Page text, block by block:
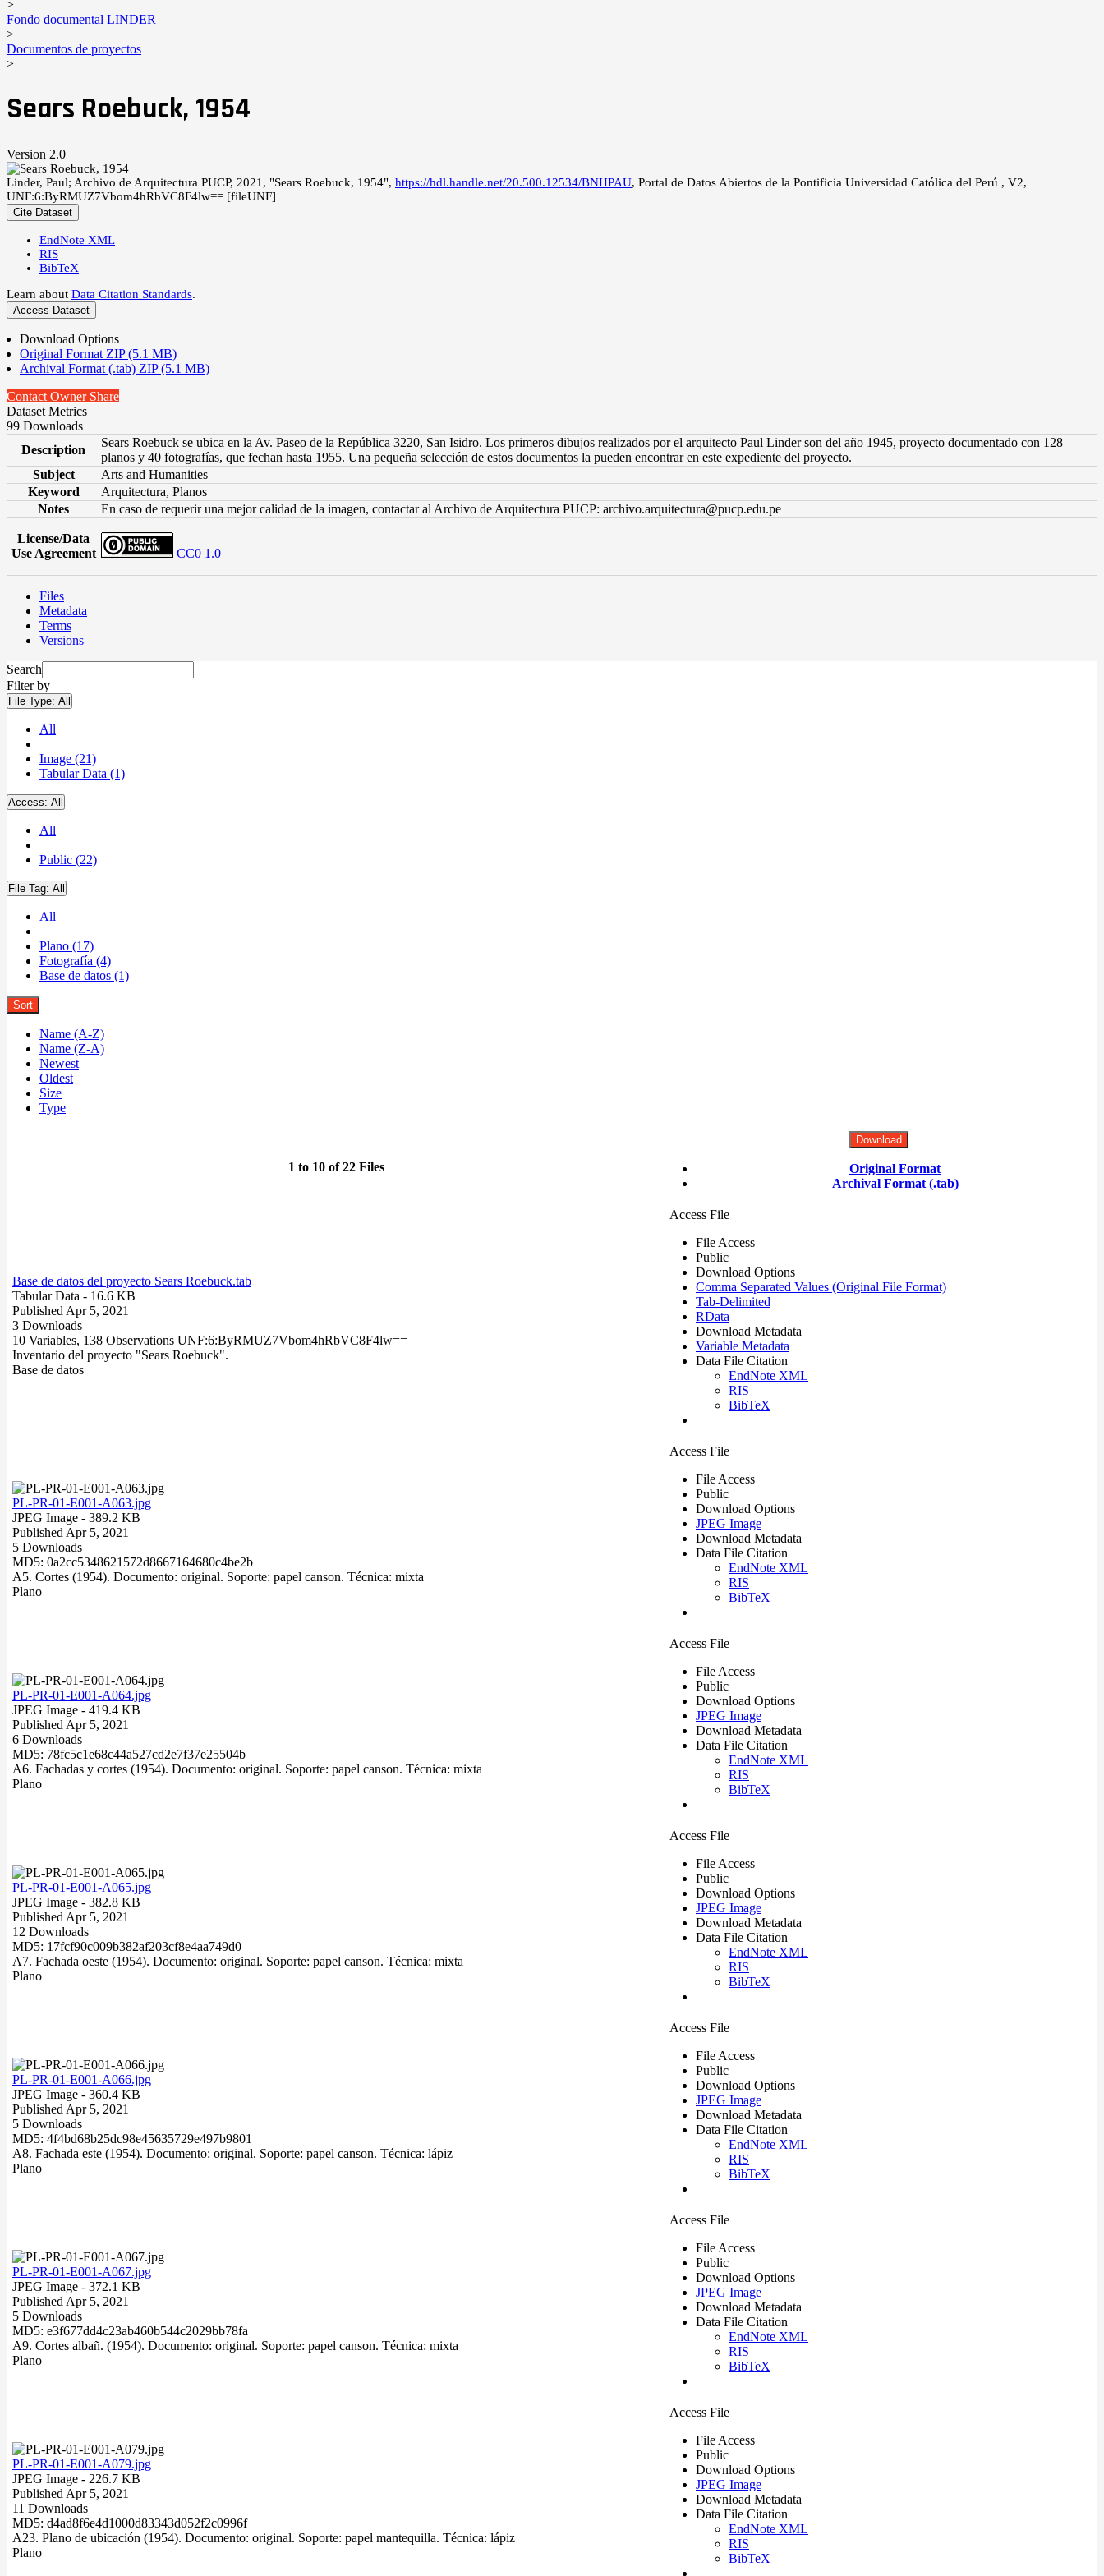
>
Fondo documental LINDER
>
Documentos de proyectos
>
Sears Roebuck, 1954
Version 2.0
Linder, Paul; Archivo de Arquitectura PUCP, 2021, "Sears Roebuck, 1954", https://hdl.handle.net/20.500.12534/BNHPAU, Portal de Datos Abiertos de la Pontificia Universidad Católica del Perú , V2,
UNF:6:ByRMUZ7Vbom4hRbVC8F4lw== [fileUNF]
Cite Dataset
EndNote XML
RIS
BibTeX
Learn about Data Citation Standards.
Access Dataset
Download Options
Original Format ZIP (5.1 MB)
Archival Format (.tab) ZIP (5.1 MB)
Contact Owner Share
Dataset Metrics
99 Downloads
Description
Sears Roebuck se ubica en la Av. Paseo de la República 3220, San Isidro. Los primeros dibujos realizados por el arquitecto Paul Linder son del año 1945, proyecto documentado con 128
planos y 40 fotografías, que fechan hasta 1955. Una pequeña selección de estos documentos la pueden encontrar en este expediente del proyecto.
Subject
Arts and Humanities
Keyword
Arquitectura, Planos
Notes
En caso de requerir una mejor calidad de la imagen, contactar al Archivo de Arquitectura PUCP: archivo.arquitectura@pucp.edu.pe
License/Data
Use Agreement
CC0 1.0
Files
Metadata
Terms
Versions
Search
Filter by
File Type: All
All
Image (21)
Tabular Data (1)
Access: All
All
Public (22)
File Tag: All
All
Plano (17)
Fotografía (4)
Base de datos (1)
Sort
Name (A-Z)
Name (Z-A)
Newest
Oldest
Size
Type
1 to 10 of 22 Files
Download
Original Format
Archival Format (.tab)
Base de datos del proyecto Sears Roebuck.tab
Tabular Data - 16.6 KB
Published Apr 5, 2021
3 Downloads
10 Variables, 138 Observations UNF:6:ByRMUZ7Vbom4hRbVC8F4lw==
Inventario del proyecto "Sears Roebuck".
Base de datos
Access File
File Access
Public
Download Options
Comma Separated Values (Original File Format)
Tab-Delimited
RData
Download Metadata
Variable Metadata
Data File Citation
EndNote XML
RIS
BibTeX
PL-PR-01-E001-A063.jpg
JPEG Image - 389.2 KB
Published Apr 5, 2021
5 Downloads
MD5: 0a2cc5348621572d8667164680c4be2b
A5. Cortes (1954). Documento: original. Soporte: papel canson. Técnica: mixta
Plano
Access File
File Access
Public
Download Options
JPEG Image
Download Metadata
Data File Citation
EndNote XML
RIS
BibTeX
PL-PR-01-E001-A064.jpg
JPEG Image - 419.4 KB
Published Apr 5, 2021
6 Downloads
MD5: 78fc5c1e68c44a527cd2e7f37e25504b
A6. Fachadas y cortes (1954). Documento: original. Soporte: papel canson. Técnica: mixta
Plano
Access File
File Access
Public
Download Options
JPEG Image
Download Metadata
Data File Citation
EndNote XML
RIS
BibTeX
PL-PR-01-E001-A065.jpg
JPEG Image - 382.8 KB
Published Apr 5, 2021
12 Downloads
MD5: 17fcf90c009b382af203cf8e4aa749d0
A7. Fachada oeste (1954). Documento: original. Soporte: papel canson. Técnica: mixta
Plano
Access File
File Access
Public
Download Options
JPEG Image
Download Metadata
Data File Citation
EndNote XML
RIS
BibTeX
PL-PR-01-E001-A066.jpg
JPEG Image - 360.4 KB
Published Apr 5, 2021
5 Downloads
MD5: 4f4bd68b25dc98e45635729e497b9801
A8. Fachada este (1954). Documento: original. Soporte: papel canson. Técnica: lápiz
Plano
Access File
File Access
Public
Download Options
JPEG Image
Download Metadata
Data File Citation
EndNote XML
RIS
BibTeX
PL-PR-01-E001-A067.jpg
JPEG Image - 372.1 KB
Published Apr 5, 2021
5 Downloads
MD5: e3f677dd4c23ab460b544c2029bb78fa
A9. Cortes albañ. (1954). Documento: original. Soporte: papel canson. Técnica: mixta
Plano
Access File
File Access
Public
Download Options
JPEG Image
Download Metadata
Data File Citation
EndNote XML
RIS
BibTeX
PL-PR-01-E001-A079.jpg
JPEG Image - 226.7 KB
Published Apr 5, 2021
11 Downloads
MD5: d4ad8f6e4d1000d83343d052f2c0996f
A23. Plano de ubicación (1954). Documento: original. Soporte: papel mantequilla. Técnica: lápiz
Plano
Access File
File Access
Public
Download Options
JPEG Image
Download Metadata
Data File Citation
EndNote XML
RIS
BibTeX